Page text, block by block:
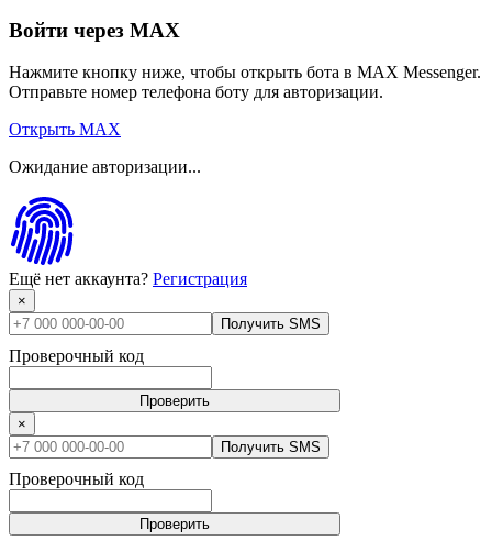
Войти через MAX
Нажмите кнопку ниже, чтобы открыть бота в MAX Messenger.
Отправьте номер телефона боту для авторизации.
Открыть MAX
Ожидание авторизации...
Ещё нет аккаунта? Регистрация
×
Получить SMS
Проверочный код
Проверить
×
Получить SMS
Проверочный код
Проверить